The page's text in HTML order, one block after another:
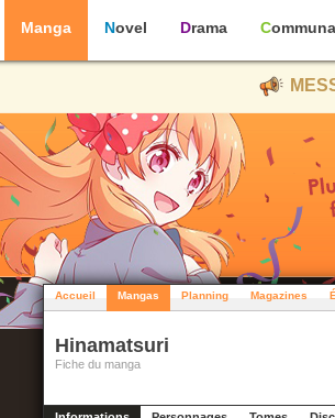
Manga Novel Drama
Accueil Mangas Planning Magazines
Hinamatsuri
Fiche du manga